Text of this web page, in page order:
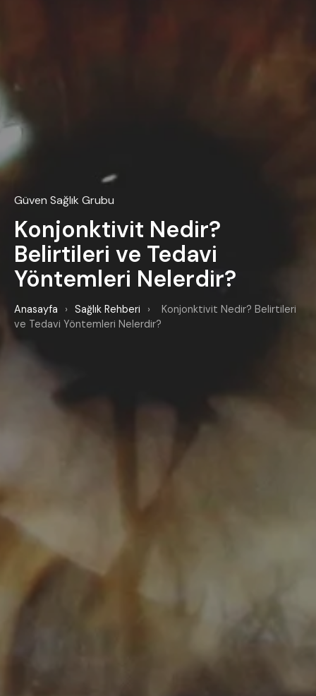
Güven Sağlık Grubu
Konjonktivit Nedir?
Belirtileri ve Tedavi
Yöntemleri Nelerdir?
Anasayfa › Sağlık Rehberi ›
Konjonktivit Nedir? Belirtileri
ve Tedavi Yöntemleri Nelerdir?